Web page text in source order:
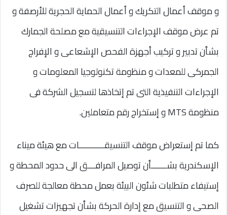
و موقف أعمال التكريك و أعمال الحماية الحجرية للأرصفة و
تم عرض موقف الإجراءات التنسيقية مع مصلحة الجمارك
بشأن تدبير و تركيب أجهزة الفحص الإشعاعى و الإفراج
الجمركى للمعدات و منظومة تكنولوجيا المعلومات و
الإجراءات التنفيذية التى تم إتخاذها لتسجيل الشركة فى
منظومة MTS و إستخراج رقم متعاملين.
كما تم إستعراض موقف التنسيقــــــــــات مع هيئة ميناء
الإسكندرية بشــــــأن توصيل المرافـــق الى حدود المحطة و
إستيفاء متطلبات شئون البيئة بعمل محطة معالجة للصرف
الصحى و التنسيق مع إدارة الحركة بشأن تجهيزات تشغيل